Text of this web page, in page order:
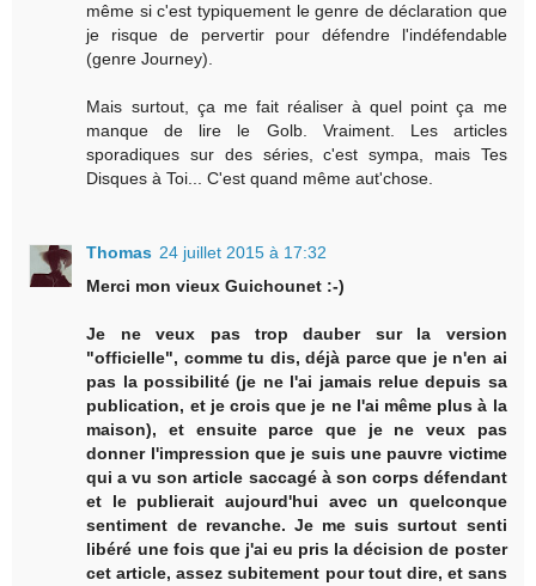
même si c'est typiquement le genre de déclaration que
je risque de pervertir pour défendre l'indéfendable
(genre Journey).
Mais surtout, ça me fait réaliser à quel point ça me
manque de lire le Golb. Vraiment. Les articles
sporadiques sur des séries, c'est sympa, mais Tes
Disques à Toi... C'est quand même aut'chose.
Thomas 24 juillet 2015 à 17:32
Merci mon vieux Guichounet :-)
Je ne veux pas trop dauber sur la version
"officielle", comme tu dis, déjà parce que je n'en ai
pas la possibilité (je ne l'ai jamais relue depuis sa
publication, et je crois que je ne l'ai même plus à la
maison), et ensuite parce que je ne veux pas
donner l'impression que je suis une pauvre victime
qui a vu son article saccagé à son corps défendant
et le publierait aujourd'hui avec un quelconque
sentiment de revanche. Je me suis surtout senti
libéré une fois que j'ai eu pris la décision de poster
cet article, assez subitement pour tout dire, et sans